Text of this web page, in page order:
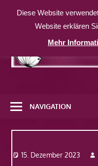
Inhalt
weitere
Website
NAVIGATION
15. Dezember 2023
Diese Website
Website erklären
Mehr